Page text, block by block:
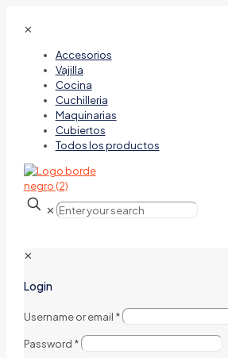
✕
Accesorios
Vajilla
Cocina
Cuchilleria
Maquinarias
Cubiertos
Todos los productos
✕
✕
Login
Username or email *
Password *